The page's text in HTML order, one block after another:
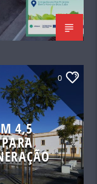
0
4,5